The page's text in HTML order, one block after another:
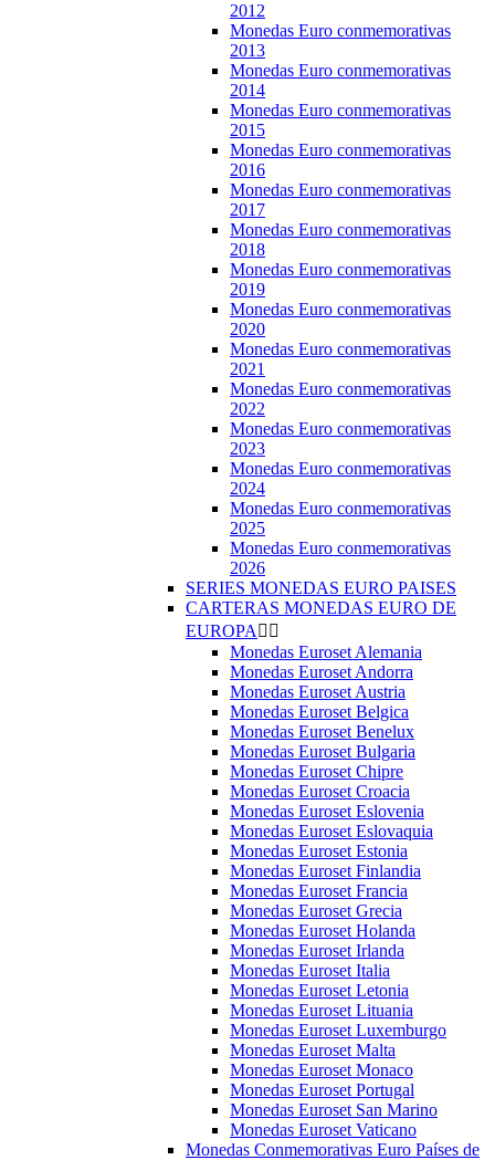
2012
Monedas Euro conmemorativas
2013
Monedas Euro conmemorativas
2014
Monedas Euro conmemorativas
2015
Monedas Euro conmemorativas
2016
Monedas Euro conmemorativas
2017
Monedas Euro conmemorativas
2018
Monedas Euro conmemorativas
2019
Monedas Euro conmemorativas
2020
Monedas Euro conmemorativas
2021
Monedas Euro conmemorativas
2022
Monedas Euro conmemorativas
2023
Monedas Euro conmemorativas
2024
Monedas Euro conmemorativas
2025
Monedas Euro conmemorativas
2026
SERIES MONEDAS EURO PAISES
CARTERAS MONEDAS EURO DE
EUROPA  
Monedas Euroset Alemania
Monedas Euroset Andorra
Monedas Euroset Austria
Monedas Euroset Belgica
Monedas Euroset Benelux
Monedas Euroset Bulgaria
Monedas Euroset Chipre
Monedas Euroset Croacia
Monedas Euroset Eslovenia
Monedas Euroset Eslovaquia
Monedas Euroset Estonia
Monedas Euroset Finlandia
Monedas Euroset Francia
Monedas Euroset Grecia
Monedas Euroset Holanda
Monedas Euroset Irlanda
Monedas Euroset Italia
Monedas Euroset Letonia
Monedas Euroset Lituania
Monedas Euroset Luxemburgo
Monedas Euroset Malta
Monedas Euroset Monaco
Monedas Euroset Portugal
Monedas Euroset San Marino
Monedas Euroset Vaticano
Monedas Conmemorativas Euro Países de